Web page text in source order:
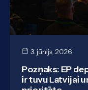
3. jūnijs, 2026
Pozņaks: EP
ir tuvu Latvijai